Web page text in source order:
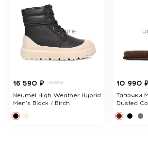
16 590 ₽ 18380 ₽
Neumel High Weather Hybrid
Men's Black / Birch
10 990 ₽
Тапочки
Dusted